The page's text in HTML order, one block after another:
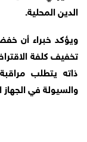
الدين المحلية.
ويؤكد خبراء أن
تخفيف كلفة
ذاته يتطلب
والسيولة في